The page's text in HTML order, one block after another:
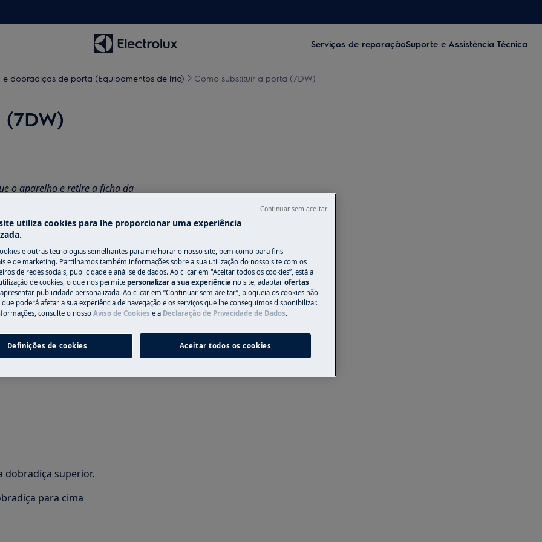
Serviços de reparaçãoSuporte e Assistência Técnica
e dobradiças de porta (Equipamentos de frio) Como substituir a porta (7DW)
o aparelho e retire a ficha da
aparelhos pesados são necessárias
pode ter consequências de
dobradiça superior.
para cima
utiliza cookies para lhe proporcionar uma experiência
e outras tecnologias semelhantes para melhorar o nosso site, bem como para fins
e de marketing. Partilhamos também informações sobre a sua utilização do nosso site com os
de redes sociais, publicidade e análise de dados. Ao clicar em "Aceitar todos os cookies”, está a
de cookies, o que nos permite personalizar a sua experiência no site, adaptar ofertas
publicidade personalizada. Ao clicar em “Continuar sem aceitar”, bloqueia os cookies não
que poderá afetar a sua experiência de navegação e os serviços que lhe conseguimos disponibilizar.
consulte o nosso Aviso de Cookies e a Declaração de Privacidade de Dados.
Definições de cookies Aceitar todos os cookies
Continuar sem aceitar